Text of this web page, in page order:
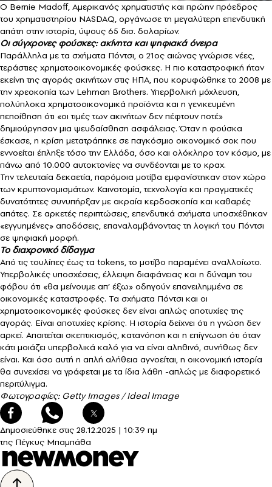
O Bernie Madoff, Αμερικανός χρηματιστής και πρώην πρόεδρος
του χρηματιστηρίου NASDAQ, οργάνωσε τη μεγαλύτερη επενδυτική
απάτη στην ιστορία, ύψους 65 δισ. δολαρίων.
Οι σύγχρονες φούσκες: ακίνητα και ψηφιακά όνειρα
Παράλληλα με τα σχήματα Πόντσι, ο 21ος αιώνας γνώρισε νέες,
τεράστιες χρηματοοικονομικές φούσκες. Η πιο καταστροφική ήταν
εκείνη της αγοράς ακινήτων στις ΗΠΑ, που κορυφώθηκε το 2008 με
την χρεοκοπία των Lehman Brothers. Υπερβολική μόχλευση,
πολύπλοκα χρηματοοικονομικά προϊόντα και η γενικευμένη
πεποίθηση ότι «οι τιμές των ακινήτων δεν πέφτουν ποτέ»
δημιούργησαν μια ψευδαίσθηση ασφάλειας. Όταν η φούσκα
έσκασε, η κρίση μετατράπηκε σε παγκόσμιο οικονομικό σοκ που
εννοείται έπληξε τόσο την Ελλάδα, όσο και ολόκληρο τον κόσμο, με
πάνω από 10.000 αυτοκτονίες να συνδέονται με το κραχ.
Την τελευταία δεκαετία, παρόμοια μοτίβα εμφανίστηκαν στον χώρο
των κρυπτονομισμάτων. Καινοτομία, τεχνολογία και πραγματικές
δυνατότητες συνυπήρξαν με ακραία κερδοσκοπία και καθαρές
απάτες. Σε αρκετές περιπτώσεις, επενδυτικά σχήματα υποσχέθηκαν
«εγγυημένες» αποδόσεις, επαναλαμβάνοντας τη λογική του Πόντσι
σε ψηφιακή μορφή.
Το διαχρονικό δίδαγμα
Από τις τουλίπες έως τα tokens, το μοτίβο παραμένει αναλλοίωτο.
Υπερβολικές υποσχέσεις, έλλειψη διαφάνειας και η δύναμη του
φόβου ότι «θα μείνουμε απ’ έξω» οδηγούν επανειλημμένα σε
οικονομικές καταστροφές. Τα σχήματα Πόντσι και οι
χρηματοοικονομικές φούσκες δεν είναι απλώς αποτυχίες της
αγοράς. Είναι αποτυχίες κρίσης. Η ιστορία δείχνει ότι η γνώση δεν
αρκεί. Απαιτείται σκεπτικισμός, κατανόηση και η επίγνωση ότι όταν
κάτι μοιάζει υπερβολικά καλό για να είναι αληθινό, συνήθως δεν
είναι. Και όσο αυτή η απλή αλήθεια αγνοείται, η οικονομική ιστορία
θα συνεχίσει να γράφεται με τα ίδια λάθη -απλώς με διαφορετικό
περιτύλιγμα.
Φωτογραφίες: Getty Images / Ideal Image
Δημοσιεύθηκε στις 28.12.2025 | 10:39 πμ
της Πέγκυς Μπαμπάθα